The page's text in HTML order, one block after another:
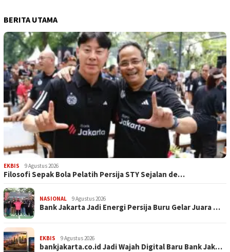
BERITA UTAMA
EKBIS 9 Agustus 2026
Filosofi Sepak Bola Pelatih Persija STY Sejalan de…
NASIONAL 9 Agustus 2026
Bank Jakarta Jadi Energi Persija Buru Gelar Juara …
EKBIS 9 Agustus 2026
bankjakarta.co.id Jadi Wajah Digital Baru Bank Jak…